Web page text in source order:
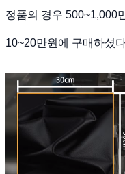
정품의 경우 500~1,000
10~20만원에 구매하셨